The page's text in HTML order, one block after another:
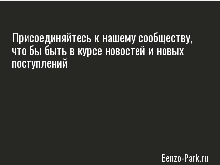
Присоединяйтесь к нашему сообществу,
что бы быть в курсе новостей и новых
поступлений
Benzo-Park.ru